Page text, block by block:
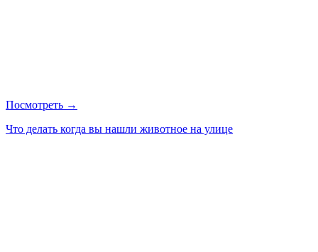
Посмотреть →
Что делать когда вы нашли животное на улице